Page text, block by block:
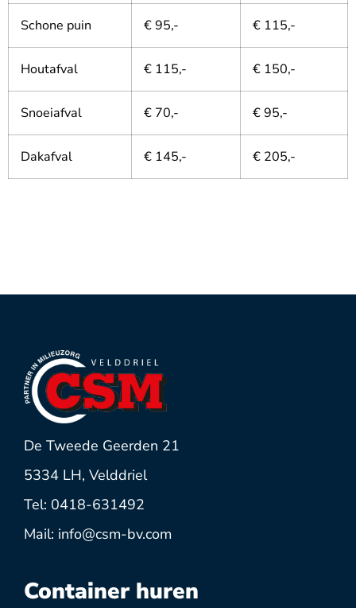
Schone puin € 95,- € 115,-
Houtafval € 115,- € 150,-
Snoeiafval € 70,- € 95,-
Dakafval € 145,- € 205,-
De Tweede Geerden 21
5334 LH, Velddriel
Tel: 0418-631492
Mail: info@csm-bv.com
Container huren